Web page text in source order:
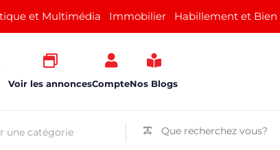
et Multimédia Immobilier Habillement et Bien
Voir les annoncesCompteNos Blogs